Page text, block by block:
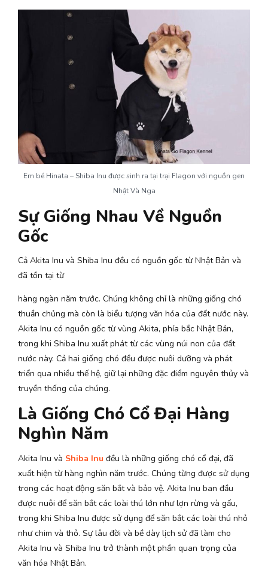
Em bé Hinata – Shiba Inu được sinh ra tại trại Flagon với nguồn gen
Nhật Và Nga
Sự Giống Nhau Về Nguồn
Gốc
Cả Akita Inu và Shiba Inu đều có nguồn gốc từ Nhật Bản và
đã tồn tại từ
hàng ngàn năm trước. Chúng không chỉ là những giống chó
thuần chủng mà còn là biểu tượng văn hóa của đất nước này.
Akita Inu có nguồn gốc từ vùng Akita, phía bắc Nhật Bản,
trong khi Shiba Inu xuất phát từ các vùng núi non của đất
nước này. Cả hai giống chó đều được nuôi dưỡng và phát
triển qua nhiều thế hệ, giữ lại những đặc điểm nguyên thủy và
truyền thống của chúng.
Là Giống Chó Cổ Đại Hàng
Nghìn Năm
Akita Inu và Shiba Inu đều là những giống chó cổ đại, đã
xuất hiện từ hàng nghìn năm trước. Chúng từng được sử dụng
trong các hoạt động săn bắt và bảo vệ. Akita Inu ban đầu
được nuôi để săn bắt các loài thú lớn như lợn rừng và gấu,
trong khi Shiba Inu được sử dụng để săn bắt các loài thú nhỏ
như chim và thỏ. Sự lâu đời và bề dày lịch sử đã làm cho
Akita Inu và Shiba Inu trở thành một phần quan trọng của
văn hóa Nhật Bản.